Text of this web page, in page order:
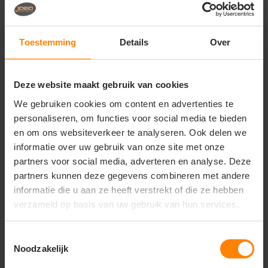
Toestemming Details Over
Deze website maakt gebruik van cookies
We gebruiken cookies om content en advertenties te
personaliseren, om functies voor social media te bieden
en om ons websiteverkeer te analyseren. Ook delen we
informatie over uw gebruik van onze site met onze
partners voor social media, adverteren en analyse. Deze
partners kunnen deze gegevens combineren met andere
informatie die u aan ze heeft verstrekt of die ze hebben
verzameld op basis van uw gebruik van hun services.
Noodzakelijk
Vragen? Neem contact
op met onze
call +31(0)418 511 972
mail info@jobopromotions.nl
store Bezoek onze showroom:
Provincialeweg 59 - Velddriel
Dit vind je misschien ook leuk
Items van productcarrousel
Best Verkocht